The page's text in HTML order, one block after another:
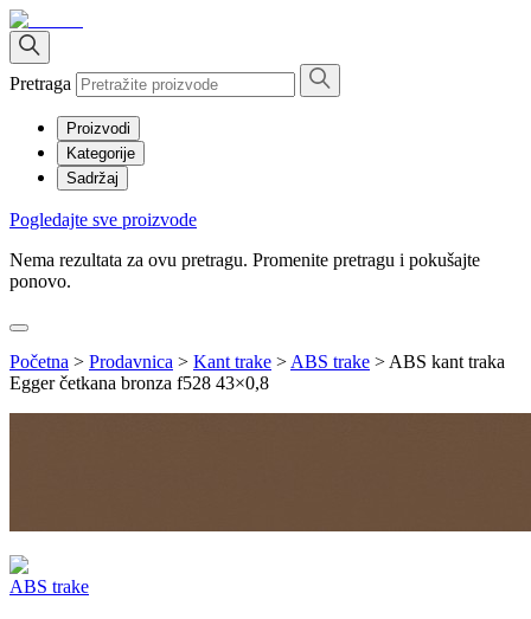
Pretraga
Proizvodi
Kategorije
Sadržaj
Pogledajte sve proizvode
Nema rezultata za ovu pretragu. Promenite pretragu i pokušajte
ponovo.
Početna > Prodavnica > Kant trake > ABS trake > ABS kant traka
Egger četkana bronza f528 43×0,8
ABS trake